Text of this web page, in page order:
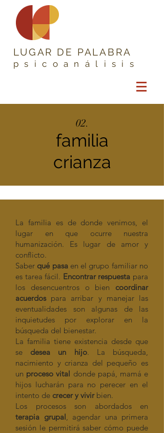
LUGAR DE PALABRA
psicoanálisis
02.
familia
crianza
La familia es de donde venimos, el
lugar en que ocurre nuestra
humanización. Es lugar de amor y
conflicto.
Saber qué pasaen el grupo familiar no
es tarea fácil. Encontrar respuesta para
los desencuentros o bien coordinar
acuerdospara arribar y manejar las
eventualidades son algunas de las
inquietudes por explorar en la
búsqueda del bienestar.
La familia tiene existencia desde que
se desea un hijo. La búsqueda,
nacimiento y crianza del pequeño es
un proceso vital donde papá, mamá e
hijos lucharán para no perecer en el
intento de crecer y vivirbien.
Los procesos son abordados en
terapia grupal, agendar una primera
sesión le permitirá saber cómo puede